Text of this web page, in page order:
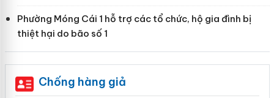
Phường Móng Cái 1 hỗ trợ các tổ chức, hộ gia đình bị
thiệt hại do bão số 1
Chống hàng giả